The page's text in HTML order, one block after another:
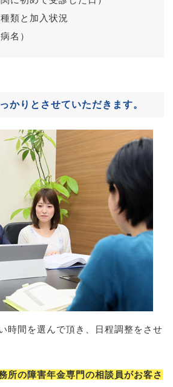
類と加入状況
名）
かりとさせていただきます。
時間を選んで頂き、日程調整をさせ
所の障害年金専門の相談員がお客さ